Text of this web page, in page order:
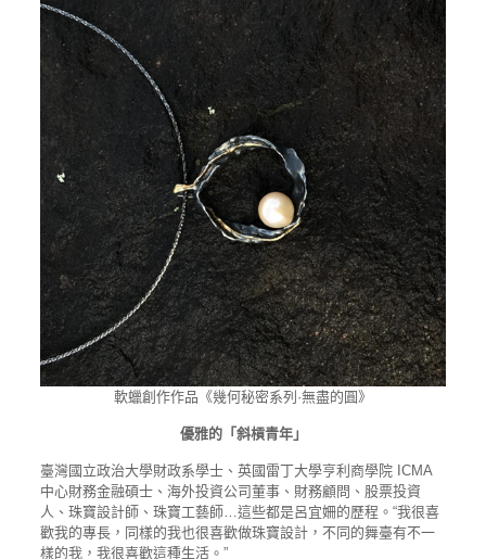
軟蠟創作作品《幾何秘密系列·無盡的圓》
優雅的「斜槓青年」
臺灣國立政治大學財政系學士、英國雷丁大學亨利商學院 ICMA
中心財務金融碩士、海外投資公司董事、財務顧問、股票投資
人、珠寶設計師、珠寶工藝師…這些都是呂宜姍的歷程。“我很喜
歡我的專長，同樣的我也很喜歡做珠寶設計，不同的舞臺有不一
樣的我，我很喜歡這種生活。”